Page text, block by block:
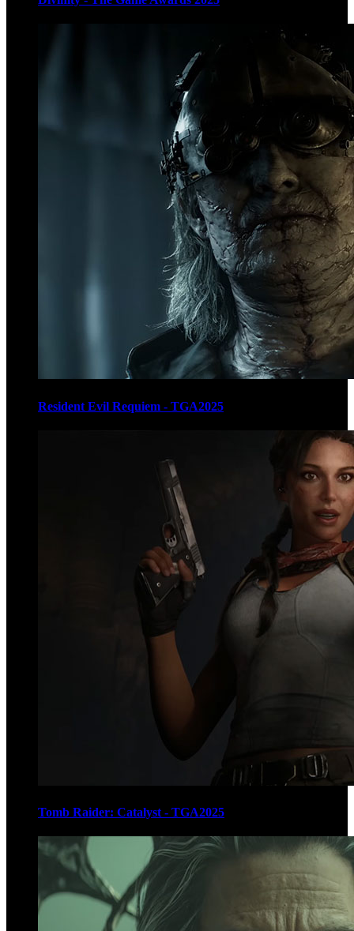
Resident Evil Requiem - TGA2025
Tomb Raider: Catalyst - TGA2025